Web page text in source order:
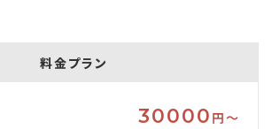
料金プラン
30000 円〜